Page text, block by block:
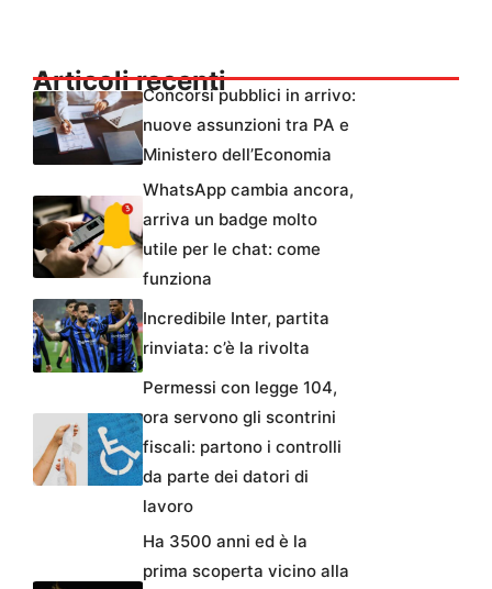
Articoli recentiConcorsi pubblici in arrivo:
nuove assunzioni tra PA e
Ministero dell’Economia
WhatsApp cambia ancora,
arriva un badge molto
utile per le chat: come
funziona
Incredibile Inter, partita
rinviata: c’è la rivolta
Permessi con legge 104,
ora servono gli scontrini
fiscali: partono i controlli
da parte dei datori di
lavoro
Ha 3500 anni ed è la
prima scoperta vicino alla